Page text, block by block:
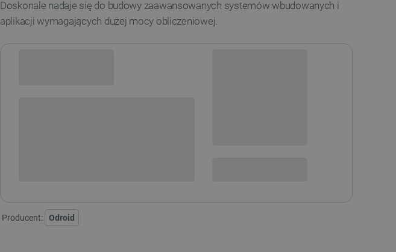
Doskonale nadaje się do budowy zaawansowanych systemów wbudowanych i
aplikacji wymagających dużej mocy obliczeniowej.
Producent: Odroid